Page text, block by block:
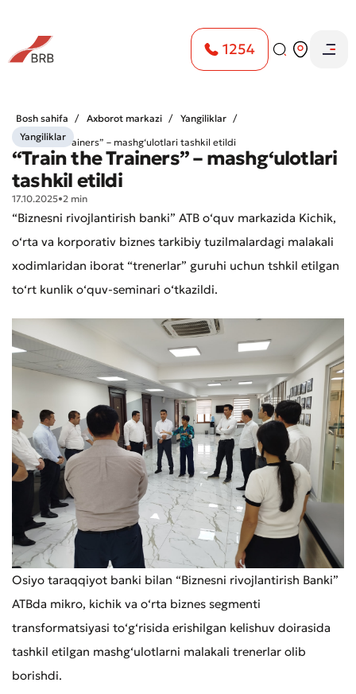
1254
Bosh sahifa Axborot markazi
Yangiliklar
“Train the Trainers” – mashg‘ulotlari tashkil etildi
Yangiliklar
“Train the Trainers” – mashg‘ulotlari
tashkil etildi
17.10.2025•2 min
“Biznesni rivojlantirish banki” ATB o‘quv markazida Kichik,
o‘rta va korporativ biznes tarkibiy tuzilmalardagi malakali
xodimlaridan iborat “trenerlar” guruhi uchun tshkil etilgan
to‘rt kunlik o‘quv-seminari o‘tkazildi.
Osiyo taraqqiyot banki bilan “Biznesni rivojlantirish Banki”
ATBda mikro, kichik va o‘rta biznes segmenti
transformatsiyasi to‘g‘risida erishilgan kelishuv doirasida
tashkil etilgan mashg‘ulotlarni malakali trenerlar olib
borishdi.